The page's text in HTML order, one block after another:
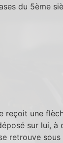
du 5ème
reçoit une
sur lui, à
retrouve sous